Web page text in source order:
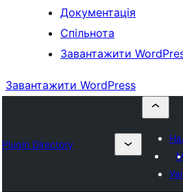
Документація
Спільнота
Завантажити
Завантажити WordPress
Plugin Directory